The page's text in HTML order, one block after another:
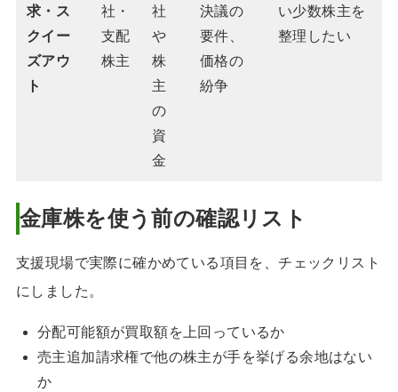
求・ス
クイー
ズアウ
ト
社・
支配
株主
社
や
株
主
の
資
金
決議の
要件、
価格の
紛争
い少数株主を
整理したい
金庫株を使う前の確認リスト
支援現場で実際に確かめている項目を、チェックリスト
にしました。
分配可能額が買取額を上回っているか
売主追加請求権で他の株主が手を挙げる余地はない
か